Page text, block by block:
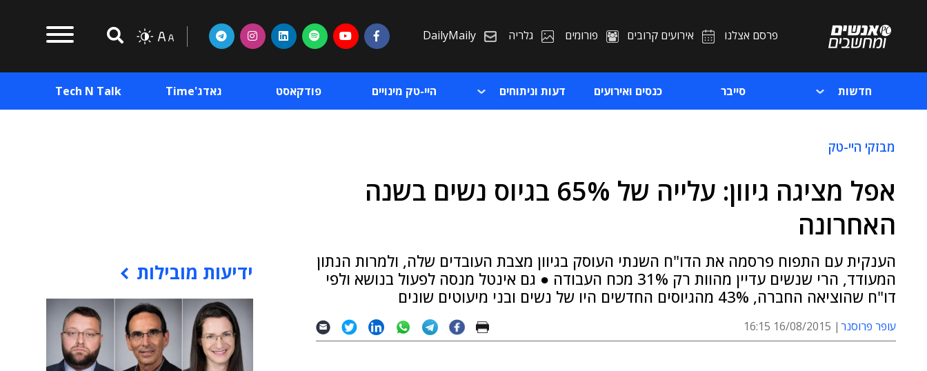
פרסם אצלנו אירועים קרובים פורומים גלריה DailyMaily
חדשות סייבר כנסים ואירועים דעות וניתוחים היי-טק מינויים פודקאסט גאדג'Time Tech N Talk
מבזקי היי-טק
אפל מציגה גיוון: עלייה של 65% בגיוס נשים בשנה
האחרונה
הענקית עם התפוח פרסמה את הדו"ח השנתי העוסק בגיוון מצבת העובדים שלה, ולמרות הנתון
המעודד, הרי שנשים עדיין מהוות רק 31% מכח העבודה ● גם אינטל מנסה לפעול בנושא ולפי
דו"ח שהוציאה החברה, 43% מהגיוסים החדשים היו של נשים ובני מיעוטים שונים
עופר פרוסנר 16/08/2015 16:15
ידיעות מובילות